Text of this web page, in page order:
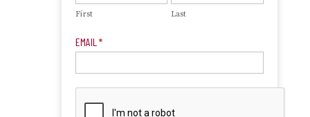
First Last
EMAIL *